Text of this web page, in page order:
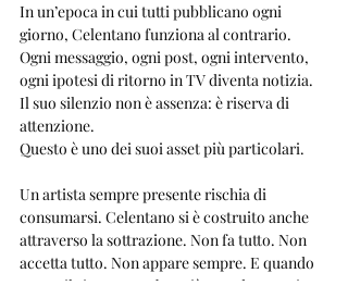
In un’epoca in cui tutti pubblicano ogni
giorno, Celentano funziona al contrario.
Ogni messaggio, ogni post, ogni intervento,
ogni ipotesi di ritorno in TV diventa notizia.
Il suo silenzio non è assenza: è riserva di
attenzione.
Questo è uno dei suoi asset più particolari.
Un artista sempre presente rischia di
consumarsi. Celentano si è costruito anche
attraverso la sottrazione. Non fa tutto. Non
accetta tutto. Non appare sempre. E quando
torna, il ritorno sembra più grande proprio